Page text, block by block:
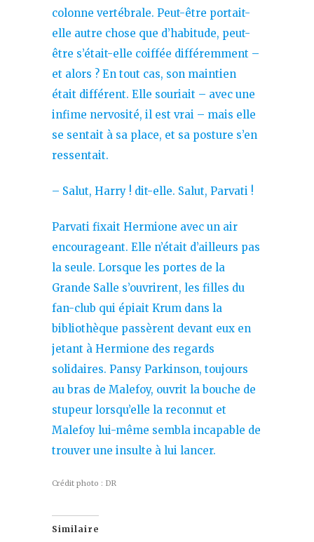
colonne vertébrale. Peut-être portait-
elle autre chose que d’habitude, peut-
être s’était-elle coiffée différemment –
et alors ? En tout cas, son maintien
était différent. Elle souriait – avec une
infime nervosité, il est vrai – mais elle
se sentait à sa place, et sa posture s’en
ressentait.
– Salut, Harry ! dit-elle. Salut, Parvati !
Parvati fixait Hermione avec un air
encourageant. Elle n’était d’ailleurs pas
la seule. Lorsque les portes de la
Grande Salle s’ouvrirent, les filles du
fan-club qui épiait Krum dans la
bibliothèque passèrent devant eux en
jetant à Hermione des regards
solidaires. Pansy Parkinson, toujours
au bras de Malefoy, ouvrit la bouche de
stupeur lorsqu’elle la reconnut et
Malefoy lui-même sembla incapable de
trouver une insulte à lui lancer.
Crédit photo : DR
Similaire